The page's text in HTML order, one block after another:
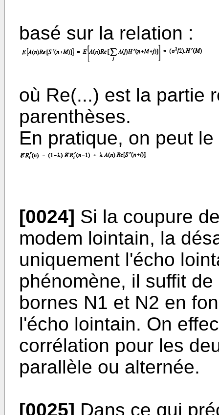
basé sur la relation :
où Re(...) est la partie
parenthèses.
En pratique, on peut
[0024] Si la coupure
modem lointain, la
uniquement l'écho
phénomène, il suffit
bornes N1 et N2 en
l'écho lointain. On
corrélation pour les
parallèle ou alternée.
[0025] Dans ce qui